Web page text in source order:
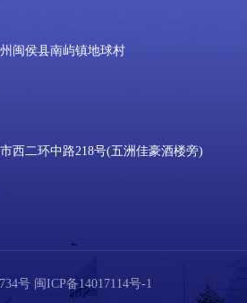
闽侯县南屿镇地球村
西二环中路218号(五洲佳豪酒楼旁)
号 闽ICP备14017114号-1